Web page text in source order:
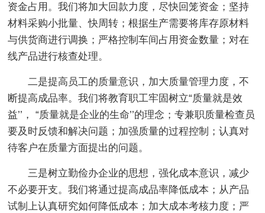
资金占用。我们将加大回款力度，尽快回笼资金；坚持
材料采购小批量、快周转；根据生产需要将库存原材料
与供货商进行调换；严格控制车间占用资金数量；对在
线产品进行核查处理。
二是提高员工的质量意识，加大质量管理力度，不
断提高成品率。我们将教育职工牢固树立“质量就是效
益’’， “质量就是企业的生命’’的理念；专兼职质量检查员
要及时反馈和解决问题；加强质量的过程控制；认真对
待客户在质量方面提出的问题。
三是树立勤俭办企业的思想，强化成本意识，减少
不必要开支。我们将通过提高成品率降低成本；从产品
试制上认真研究如何降低成本；加大成本考核力度；严